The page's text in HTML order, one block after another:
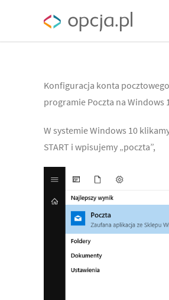
Konfiguracja konta
programie Poczta na Windows
W systemie Windows 10
START i wpisujemy „poczta”,